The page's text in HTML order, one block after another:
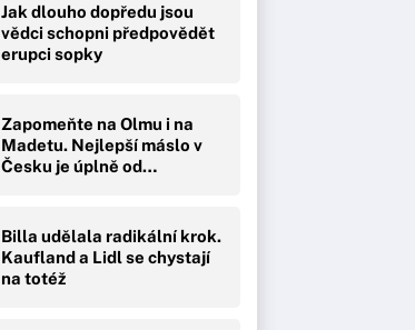
Jak dlouho dopředu jsou
vědci schopni předpovědět
erupci sopky
Zapomeňte na Olmu i na
Madetu. Nejlepší máslo v
Česku je úplně od…
Billa udělala radikální krok.
Kaufland a Lidl se chystají
na totéž